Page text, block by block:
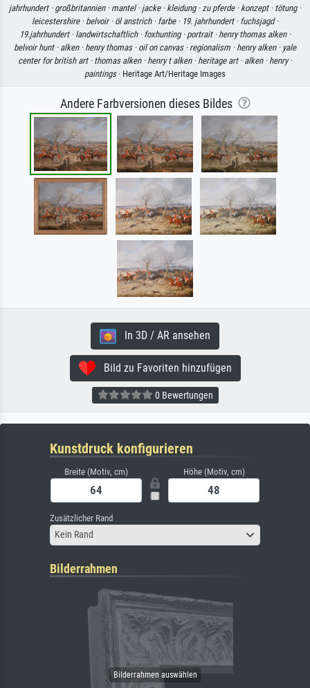
jahrhundert · großbritannien · mantel · jacke · kleidung · zu pferde · konzept · tötung ·
leicestershire · belvoir · öl anstrich · farbe · 19. jahrhundert · fuchsjagd ·
19.jahrhundert · landwirtschaftlich · foxhunting · portrait · henry thomas alken ·
belvoir hunt · alken · henry thomas · oil on canvas · regionalism · henry alken · yale
center for british art · thomas alken · henry t alken · heritage art · alken · henry ·
paintings· Heritage Art/Heritage Images
Andere Farbversionen dieses Bildes
In 3D / AR ansehen
Bild zu Favoriten hinzufügen
0 Bewertungen
Kunstdruck konfigurieren
Breite (Motiv, cm) Höhe (Motiv, cm)
Zusätzlicher Rand
Kein Rand
Bilderrahmen